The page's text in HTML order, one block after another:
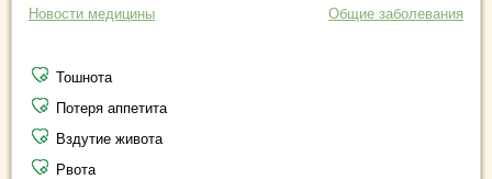
Новости медицины Общие заболевания
Тошнота
Потеря аппетита
Вздутие живота
Рвота